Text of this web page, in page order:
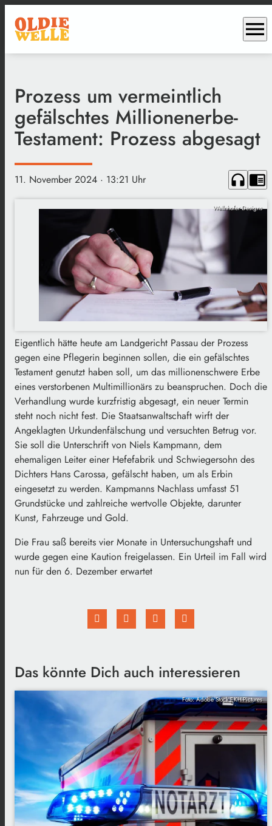
menu
Prozess um vermeintlich
gefälschtes Millionenerbe-
Testament: Prozess abgesagt
11. November 2024 · 13:21 Uhr headphones chrome_reader_mode
Wellnhofer Designs
Eigentlich hätte heute am Landgericht Passau der Prozess
gegen eine Pflegerin beginnen sollen, die ein gefälschtes
Testament genutzt haben soll, um das millionenschwere Erbe
eines verstorbenen Multimillionärs zu beanspruchen. Doch die
Verhandlung wurde kurzfristig abgesagt, ein neuer Termin
steht noch nicht fest. Die Staatsanwaltschaft wirft der
Angeklagten Urkundenfälschung und versuchten Betrug vor.
Sie soll die Unterschrift von Niels Kampmann, dem
ehemaligen Leiter einer Hefefabrik und Schwiegersohn des
Dichters Hans Carossa, gefälscht haben, um als Erbin
eingesetzt zu werden. Kampmanns Nachlass umfasst 51
Grundstücke und zahlreiche wertvolle Objekte, darunter
Kunst, Fahrzeuge und Gold.
Die Frau saß bereits vier Monate in Untersuchungshaft und
wurde gegen eine Kaution freigelassen. Ein Urteil im Fall wird
nun für den 6. Dezember erwartet
Das könnte Dich auch interessieren
Foto: Adobe Stock EKH-Pictures